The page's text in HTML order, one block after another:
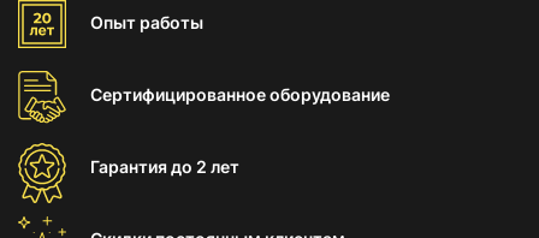
Опыт работы
Сертифицированноеоборудование
Гарантиядо 2 лет